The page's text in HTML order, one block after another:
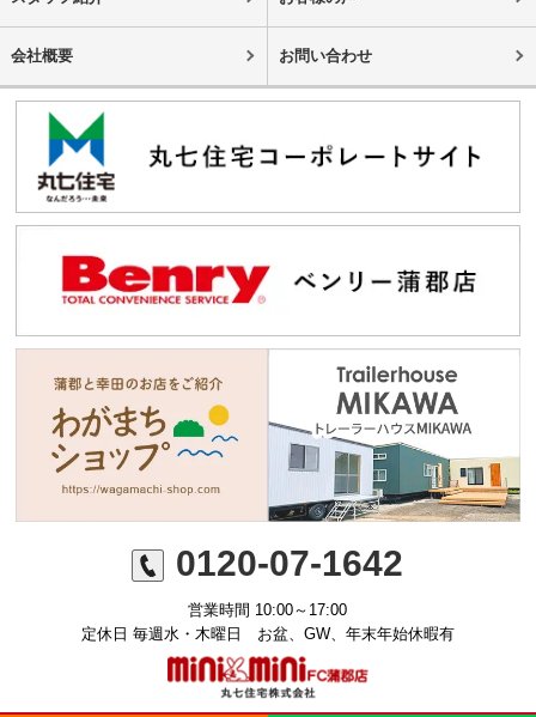
会社概要 お問い合わせ
0120-07-1642
営業時間 10:00～17:00
定休日 毎週水・木曜日 お盆、GW、年末年始休暇有